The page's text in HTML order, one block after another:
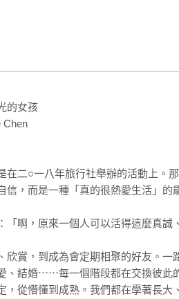
體：用資源養實力
意義的連結讓人脈自然生長
通往自由，只要你開始走
選擇」而不是「只能接受」
元保單幫我存下兩百萬台幣
安全感的女人
是我的自療計畫
程最後
的女孩
Chen
在二○一八年旅行社舉辦的活動上。
信，而是一種「真的很熱愛生活」的
「啊，原來一個人可以活得這麼真誠
欣賞，到成為會定期相聚的好友。
、結婚⋯⋯每一個階段都在交換彼此
從懵懂到成熟。我們都在學著長大